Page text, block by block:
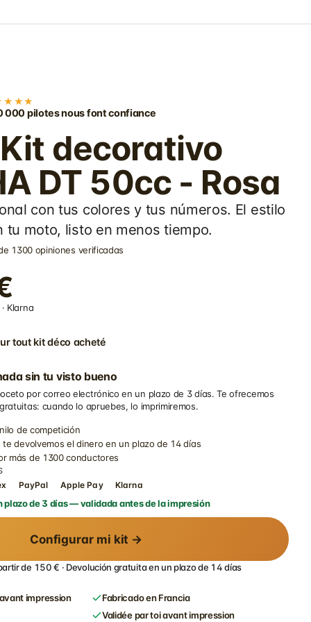
000 pilotes nous font confiance
Kit decorativo
DT 50cc - Rosa
con tus colores y tus números. El estilo
tu moto, listo en menos tiempo.
1300 opiniones verificadas
Klarna
tout kit déco acheté
sin tu visto bueno
por correo electrónico en un plazo de 3 días. Te ofrecemos
cuando lo apruebes, lo imprimiremos.
de competición
devolvemos el dinero en un plazo de 14 días
más de 1300 conductores
PayPal Apple Pay Klarna
plazo de 3 días — validada antes de la impresión
Configurar mi kit →
de 150 € · Devolución gratuita en un plazo de 14 días
impression
Fabricado en Francia
Validée par toi avant impression